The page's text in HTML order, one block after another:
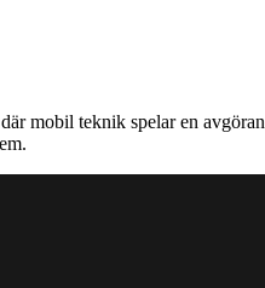
mobil teknik spelar en